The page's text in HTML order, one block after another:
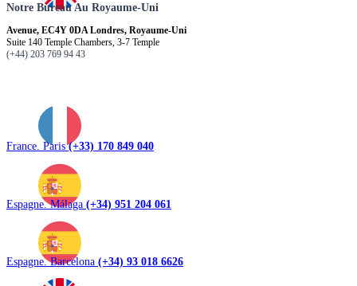
Notre Bureau Au Royaume-Uni
Avenue, EC4Y 0DA Londres, Royaume-Uni
Suite 140 Temple Chambers, 3-7 Temple
(+44) 203 769 94 43
France. Paris(+33) 170 849 040
Espagne. Málaga (+34) 951 204 061
Espagne. Barcelona (+34) 93 018 6626